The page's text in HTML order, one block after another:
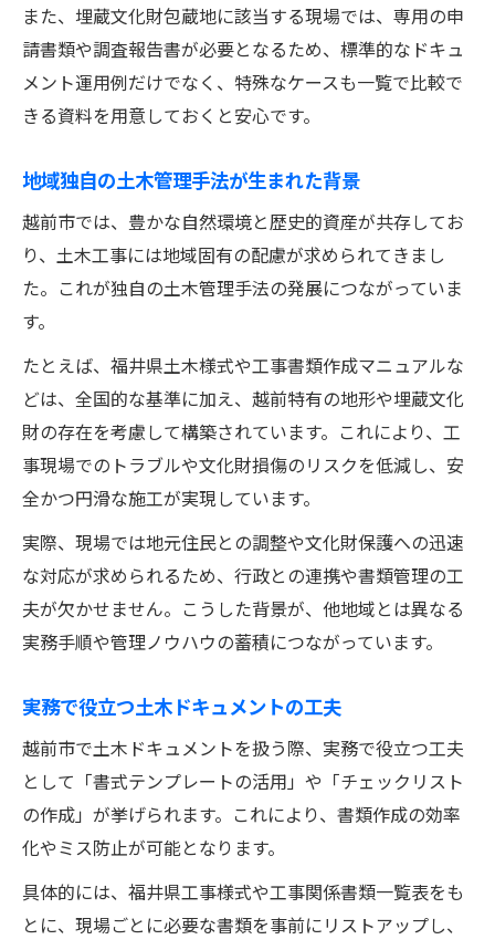
また、埋蔵文化財包蔵地に該当する現場では、専用の申
請書類や調査報告書が必要となるため、標準的なドキュ
メント運用例だけでなく、特殊なケースも一覧で比較で
きる資料を用意しておくと安心です。
地域独自の土木管理手法が生まれた背景
越前市では、豊かな自然環境と歴史的資産が共存してお
り、土木工事には地域固有の配慮が求められてきまし
た。これが独自の土木管理手法の発展につながっていま
す。
たとえば、福井県土木様式や工事書類作成マニュアルな
どは、全国的な基準に加え、越前特有の地形や埋蔵文化
財の存在を考慮して構築されています。これにより、工
事現場でのトラブルや文化財損傷のリスクを低減し、安
全かつ円滑な施工が実現しています。
実際、現場では地元住民との調整や文化財保護への迅速
な対応が求められるため、行政との連携や書類管理の工
夫が欠かせません。こうした背景が、他地域とは異なる
実務手順や管理ノウハウの蓄積につながっています。
実務で役立つ土木ドキュメントの工夫
越前市で土木ドキュメントを扱う際、実務で役立つ工夫
として「書式テンプレートの活用」や「チェックリスト
の作成」が挙げられます。これにより、書類作成の効率
化やミス防止が可能となります。
具体的には、福井県工事様式や工事関係書類一覧表をも
とに、現場ごとに必要な書類を事前にリストアップし、